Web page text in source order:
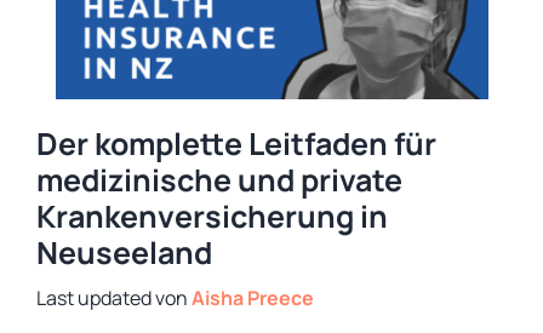
Der komplette Leitfaden für
medizinische und private
Krankenversicherung in
Neuseeland
vonAisha Preece